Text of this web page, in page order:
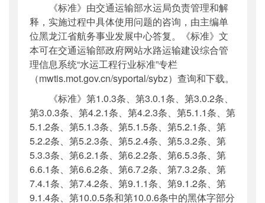
公文类型：部公告通告
《标准》由交通运输部水运局负责管理和解
释，实施过程中具体使用问题的咨询，由主编单
位黑龙江省航务事业发展中心答复。《标准》文
本可在交通运输部政府网站水路运输建设综合管
理信息系统“水运工程行业标准”专栏
（mwtis.mot.gov.cn/syportal/sybz）查询和下载。
《标准》第1.0.3条、第3.0.1条、第3.0.2条、
第3.0.3条、第4.2.1条、第4.2.3条、第5.1.1条、第
5.1.2条、第5.1.3条、第5.1.5条、第5.2.1条、第
5.2.2条、第5.2.3条、第5.2.4条、第5.3.2条、第
5.3.3条、第6.2.1条、第6.2.2条、第6.5.3条、第
6.6.1条、第6.6.2条、第6.7.2条、第7.3.2条、第
7.4.1条、第7.4.2条、第9.1.1条、第9.1.2条、第
9.1.4条、第10.0.5条和第10.0.6条中的黑体字部分